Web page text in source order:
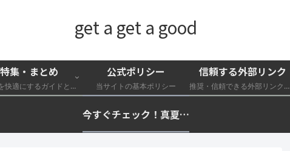
get a get a good
特集・まとめ
外遊びを快適にするガイドと特集一覧
公式ポリシー
当サイトの基本ポリシー
信頼する外部リンク
推奨・信頼できる外部リンク一覧
今すぐチェック！真夏の猛暑・冷却・保冷快適化計画｜外遊び・キャンプ・車中泊の暑さ対策を総まとめ☀️🧊🏕️